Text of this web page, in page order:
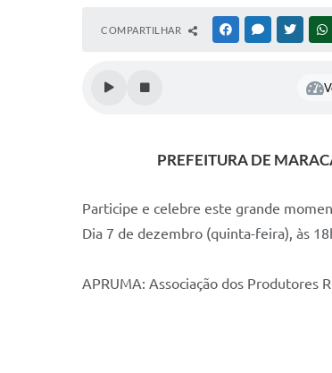
COMPARTILHAR FACEBOOKMESSENGER
PREFEITURA DE
Participe e celebre este grande
Dia 7 de dezembro (quinta-feira), às
APRUMA: Associação dos Produtores